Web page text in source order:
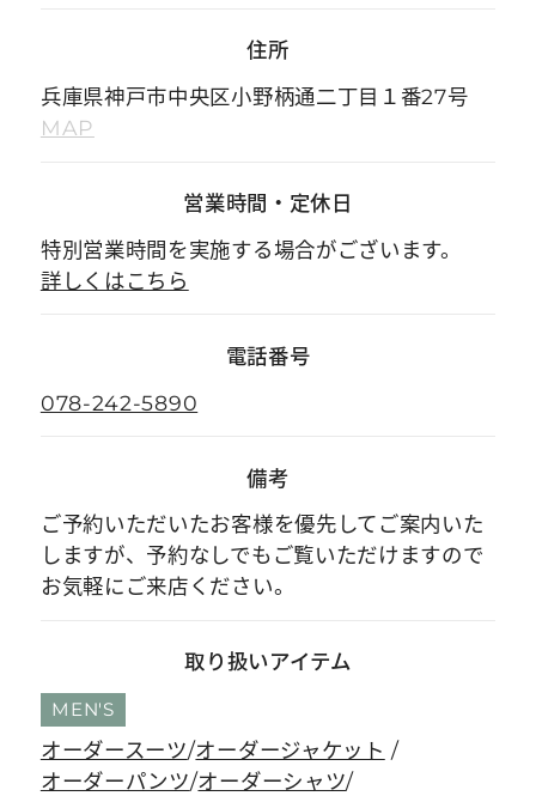
住所
兵庫県神戸市中央区小野柄通二丁目１番27号
MAP
営業時間 ・ 定休日
特別営業時間を実施する場合がございます。
詳しくはこちら
電話番号
078-242-5890
備考
ご予約いただいたお客様を優先してご案内いた
しますが、予約なしでもご覧いただけますので
お気軽にご来店ください。
取り扱いアイテム
MEN'S
オーダースーツ オーダージャケット
オーダーパンツ オーダーシャツ